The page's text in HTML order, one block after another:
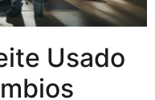
Usado